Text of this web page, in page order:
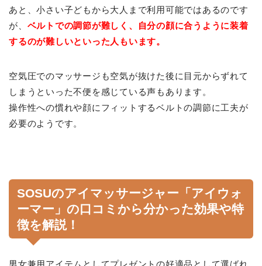
あと、小さい子どもから大人まで利用可能ではあるのです
が、 ベルトでの調節が難しく、自分の顔に合うように装着
するのが難しいといった人もいます。
空気圧でのマッサージも空気が抜けた後に目元からずれて
しまうといった不便を感じている声もあります。
操作性への慣れや顔にフィットするベルトの調節に工夫が
必要のようです。
SOSUのアイマッサージャー「アイウォ
ーマー」の口コミから分かった効果や特
徴を解説！
男女兼用アイテムとしてプレゼントの好適品として選ばれ